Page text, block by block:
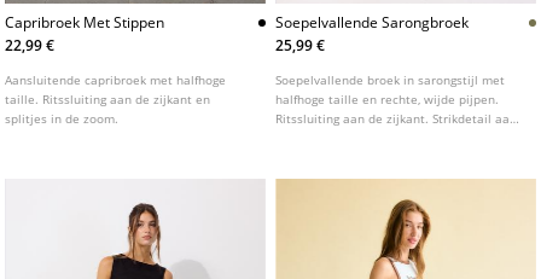
Capribroek Met Stippen
22,99 €
Aansluitende capribroek met halfhoge
taille. Ritssluiting aan de zijkant en
splitjes in de zoom.
Soepelvallende Sarongbroek
25,99 €
Soepelvallende broek in sarongstijl met
halfhoge taille en rechte, wijde pijpen.
Ritssluiting aan de zijkant. Strikdetail aan